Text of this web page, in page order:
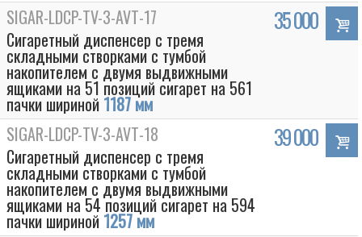
SIGAR-LDCP-TV-3-AVT-17
Сигаретный диспенсер с тремя
складными створками с тумбой
накопителем с двумя выдвижными
ящиками на 51 позиций сигарет на 561
пачки шириной 1187 мм
35 000
SIGAR-LDCP-TV-3-AVT-18
Сигаретный диспенсер с тремя
складными створками с тумбой
накопителем с двумя выдвижными
ящиками на 54 позиций сигарет на 594
пачки шириной 1257 мм
39 000